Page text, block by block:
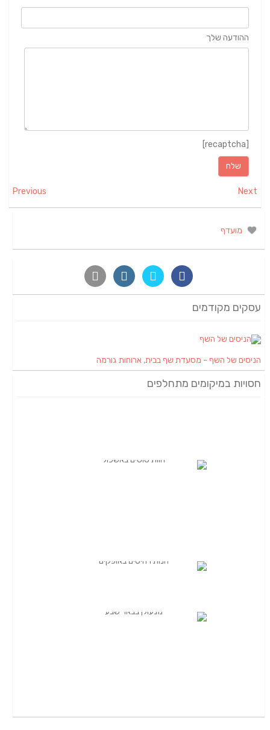
ההודעה שלך
Previous Next
מועדף
עסקים מקודמים
הניסים של השף - מסעדת שף בבית, ארוחות גורמה
חסויות במיקומים מתחלפים